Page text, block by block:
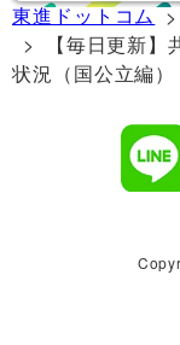
東進ドットコム
> 【毎日更新】
状況（国公立編）